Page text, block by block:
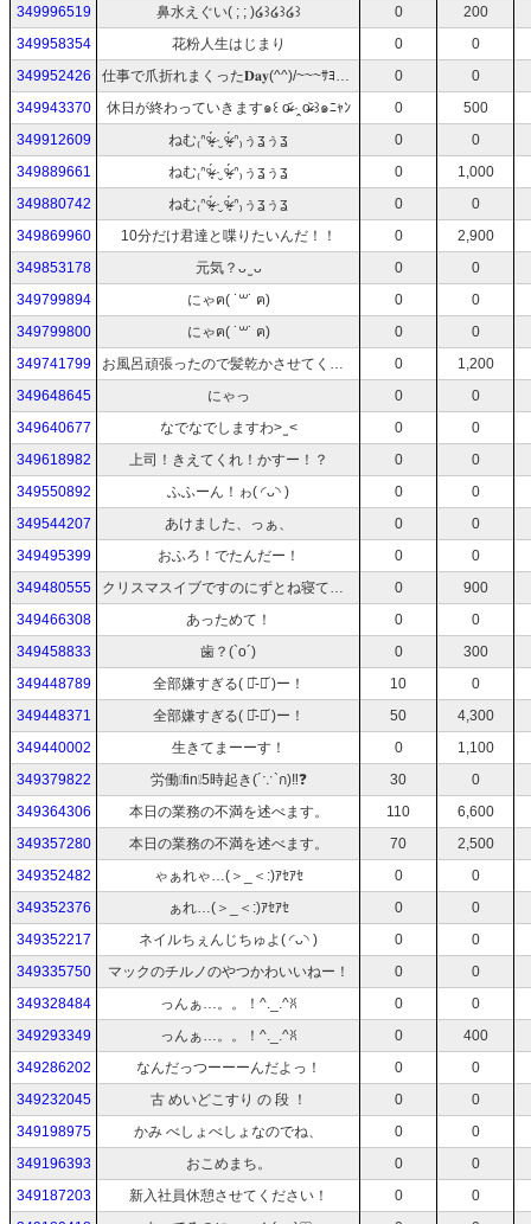
349996519
鼻水えぐい( ; ; )໒꒱໒꒱໒꒱ 0
200
349958354
花粉人生はじまり 0
0
349952426
仕事で爪折れまくった‪𝐃𝐚𝐲‬(^^)/~~~ｻﾖｰﾅﾗｰ 0
0
349943370
休日が終わっていきます๑꒰ o̴̶̷᷄ ·̭ o̴̶̷᷅ ꒱๑ﾆｬﾝ 0
500
349912609
ねむ₍ᐢᵒ̴̶̷̥́ ·̮ ᵒ̴̶̷̥́ ᐢ₎ぅʓぅʓ 0
0
349889661
ねむ₍ᐢᵒ̴̶̷̥́ ·̮ ᵒ̴̶̷̥́ ᐢ₎ぅʓぅʓ 0
1,000
349880742
ねむ₍ᐢᵒ̴̶̷̥́ ·̮ ᵒ̴̶̷̥́ ᐢ₎ぅʓぅʓ 0
0
349869960
10分だけ君達と喋りたいんだ！！ 0
2,900
349853178
元気？ᴗ ̫ ᴗ 0
0
349799894
にゃฅ( ˙꒳​˙ ฅ) 0
0
349799800
にゃฅ( ˙꒳​˙ ฅ) 0
0
349741799
お風呂頑張ったので髪乾かさせてください！ 0
1,200
349648645
にゃっ 0
0
349640677
なでなでしますわ> ̫ < 0
0
349618982
上司！きえてくれ！かすー！？ 0
0
349550892
ふふーん！ゎ( ◜ᴗ◝ ) 0
0
349544207
あけました、っぁ、 0
0
349495399
おふろ！でたんだー！ 0
0
349480555
クリスマスイブですのにずとね寝ているfin 0
900
349466308
あっためて！ 0
0
349458833
歯？(`o´) 0
300
349448789
全部嫌すぎる( ･᷅-･᷄ )ー！ 10
0
349448371
全部嫌すぎる( ･᷅-･᷄ )ー！ 50
4,300
349440002
生きてまーーす！ 0
1,100
349379822
労働❕fin❕5時起き(´∵`ก)‼️❓ 30
0
349364306
本日の業務の不満を述べます。 110
6,600
349357280
本日の業務の不満を述べます。 70
2,500
349352482
ゃぁれゃ…(＞_＜:)ｱｾｱｾ 0
0
349352376
ぁれ…(＞_＜:)ｱｾｱｾ 0
0
349352217
ネイルちぇんじちゅよ( ◜ᴗ◝ ) 0
0
349335750
マックのチルノのやつかわいいねー！ 0
0
349328484
っんぁ…。。！^._.^ꐦ 0
0
349293349
っんぁ…。。！^._.^ꐦ 0
400
349286202
なんだっつーーーんだよっ！ 0
0
349232045
古 めいどこすり の 段 ！ 0
0
349198975
かみ べしょべしょなのでね、 0
0
349196393
おこめまち。 0
0
349187203
新入社員休憩させてください！ 0
0